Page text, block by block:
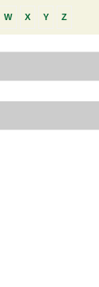
W X Y Z